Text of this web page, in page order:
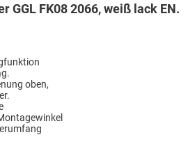
GGL FK08 2066, weiß lack EN.
oben,